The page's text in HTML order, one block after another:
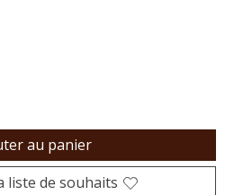
au panier
liste de souhaits